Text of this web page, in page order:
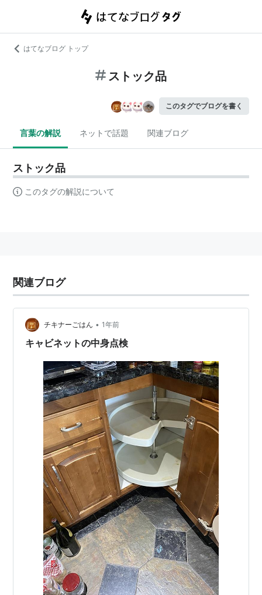
はてなブログ トップ
ストック品
このタグでブログを書く
言葉の解説 ネットで話題 関連ブログ
ストック品
このタグの解説について
関連ブログ
チキナーごはん • 1年前
キャビネットの中身点検